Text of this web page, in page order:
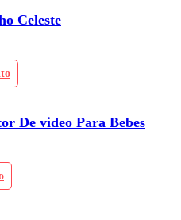
Celeste
De video Para Bebes